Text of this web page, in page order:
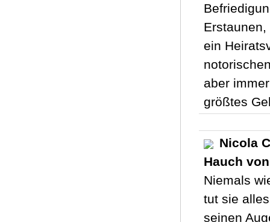
ein
aber
größtes
Nicola
Hauch
Niemals
tut sie
seinen